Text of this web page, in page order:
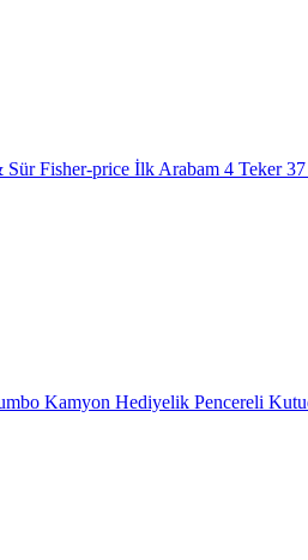
Fisher-price İlk Arabam 4 Teker
Kamyon Hediyelik Pencereli